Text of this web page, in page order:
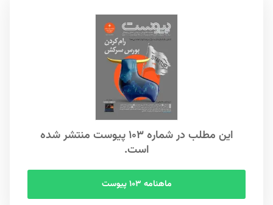
این مطلب در شماره ۱۰۳ پیوست منتشر شده
است.
ماهنامه ۱۰۳ پیوست